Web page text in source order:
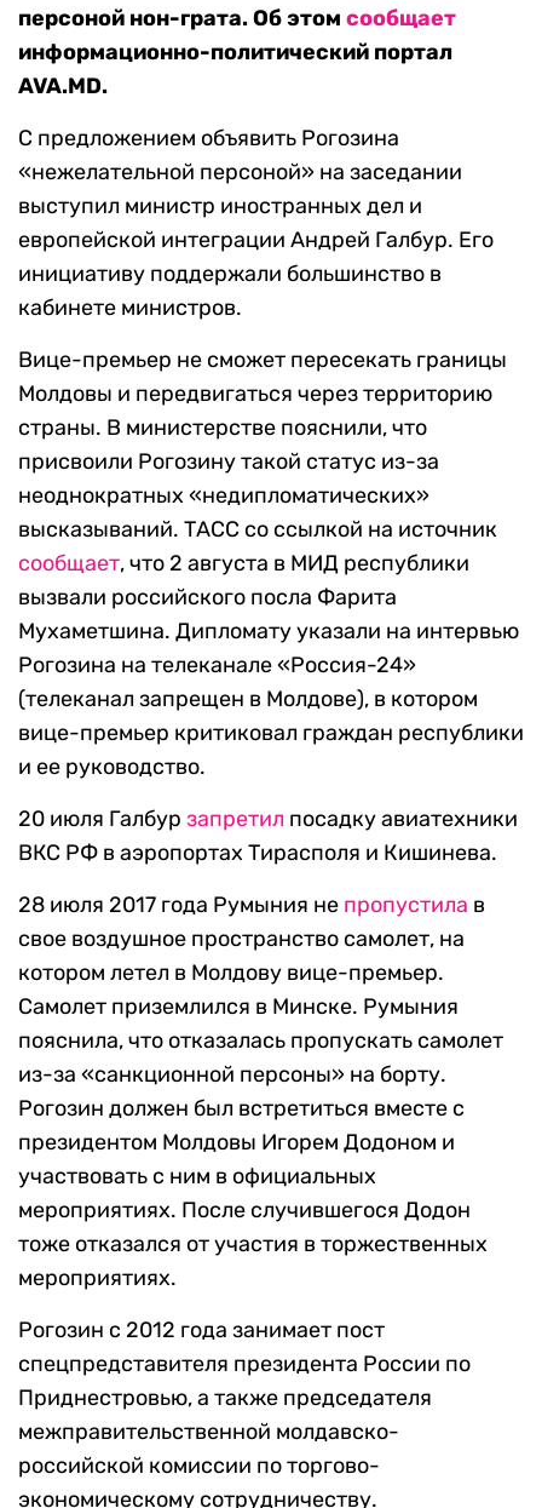
персоной нон-грата. Об этом сообщает
информационно-политический портал
AVA.MD.
С предложением объявить Рогозина
«нежелательной персоной» на заседании
выступил министр иностранных дел и
европейской интеграции Андрей Галбур. Его
инициативу поддержали большинство в
кабинете министров.
Вице-премьер не сможет пересекать границы
Молдовы и передвигаться через территорию
страны. В министерстве пояснили, что
присвоили Рогозину такой статус из-за
неоднократных «недипломатических»
высказываний. ТАСС со ссылкой на источник
сообщает, что 2 августа в МИД республики
вызвали российского посла Фарита
Мухаметшина. Дипломату указали на интервью
Рогозина на телеканале «Россия-24»
(телеканал запрещен в Молдове), в котором
вице-премьер критиковал граждан республики
и ее руководство.
20 июля Галбур запретил посадку авиатехники
ВКС РФ в аэропортах Тирасполя и Кишинева.
28 июля 2017 года Румыния не пропустила в
свое воздушное пространство самолет, на
котором летел в Молдову вице-премьер.
Самолет приземлился в Минске. Румыния
пояснила, что отказалась пропускать самолет
из-за «санкционной персоны» на борту.
Рогозин должен был встретиться вместе с
президентом Молдовы Игорем Додоном и
участвовать с ним в официальных
мероприятиях. После случившегося Додон
тоже отказался от участия в торжественных
мероприятиях.
Рогозин с 2012 года занимает пост
спецпредставителя президента России по
Приднестровью, а также председателя
межправительственной молдавско-
российской комиссии по торгово-
экономическому сотрудничеству.